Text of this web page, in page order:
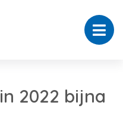
2022 bijna